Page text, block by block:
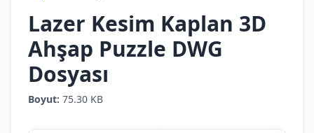
Lazer Kesim Kaplan 3D
Ahşap Puzzle DWG
Dosyası
Boyut: 75.30 KB